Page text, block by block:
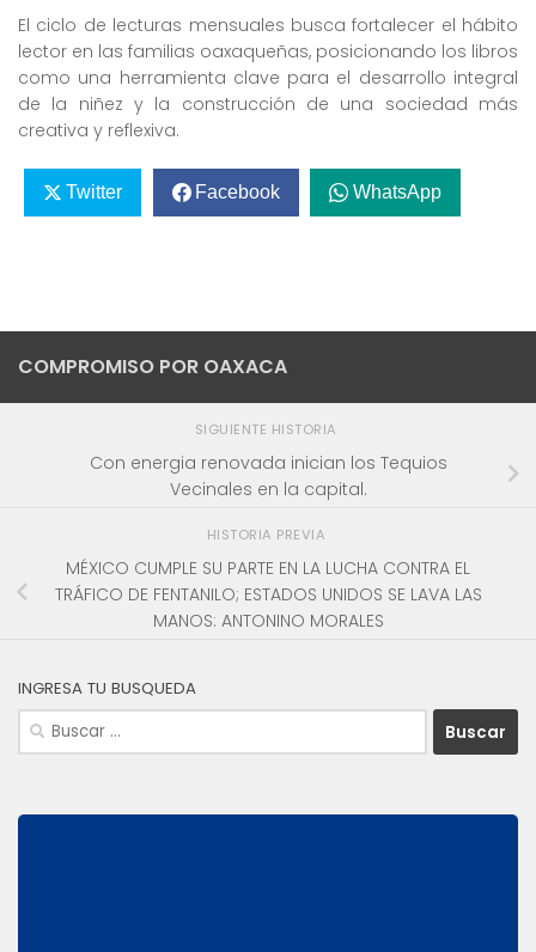
El ciclo de lecturas mensuales busca fortalecer el hábito
lector en las familias oaxaqueñas, posicionando los libros
como una herramienta clave para el desarrollo integral
de la niñez y la construcción de una sociedad más
creativa y reflexiva.
Twitter Facebook WhatsApp
COMPROMISO POR OAXACA
SIGUIENTE HISTORIA
Con energia renovada inician los Tequios
Vecinales en la capital.
HISTORIA PREVIA
MÉXICO CUMPLE SU PARTE EN LA LUCHA CONTRA EL
TRÁFICO DE FENTANILO; ESTADOS UNIDOS SE LAVA LAS
MANOS: ANTONINO MORALES
INGRESA TU BUSQUEDA
Buscar: